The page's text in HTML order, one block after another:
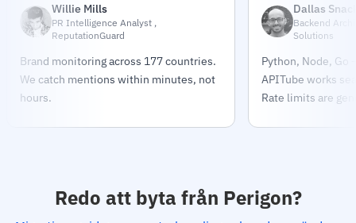
Willie Mills
PR Intelligence Analyst ,
ReputationGuard
Brand monitoring across 177 countries.
We catch mentions within minutes, not
hours.
Dallas
Backend
Solutions
Python, Node, Go
APITube works
Rate limits are
Redo att byta från Perigon?